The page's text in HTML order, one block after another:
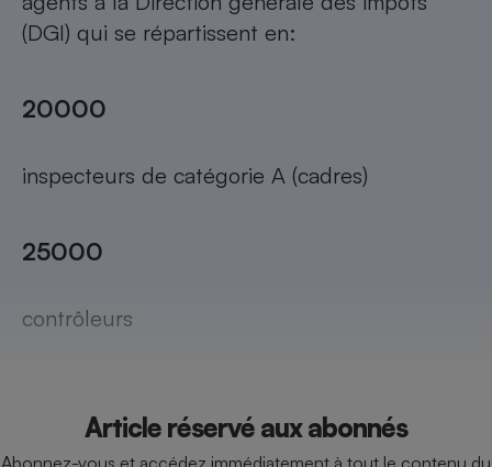
(DGI) qui se répartissent en:
20000
inspecteurs de catégorie A (cadres)
25000
contrôleurs
Article réservé aux abonnés
Abonnez-vous et accédez immédiatement à tout le contenu du
Plaque de cuisson à
Smartphone
Ventilateur